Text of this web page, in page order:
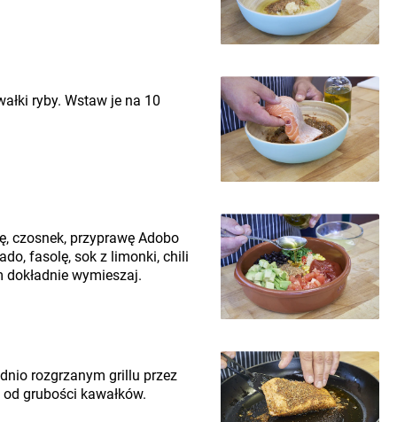
ryby. Wstaw je na 10
czosnek, przyprawę Adobo
fasolę, sok z limonki, chili
wymieszaj.
rozgrzanym grillu przez
grubości kawałków.